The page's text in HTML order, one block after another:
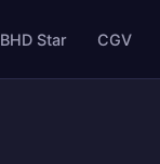
BHD Star CGV